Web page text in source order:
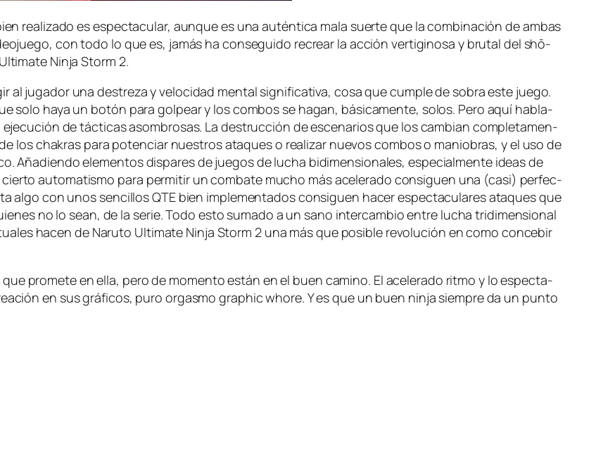
rea­li­za­do es es­pec­ta­cu­lar, aun­que es una au­tén­ti­ca ma­la suer­te que la com­bi­na­ción de am­bas
con to­do lo que es, ja­más ha con­se­gui­do re­crear la ac­ción ver­ti­gi­no­sa y bru­tal del shō­
Ninja Storm 2.
al ju­ga­dor una des­tre­za y ve­lo­ci­dad men­tal sig­ni­fi­ca­ti­va, co­sa que cum­ple de so­bra es­te jue­go.
so­lo ha­ya un bo­tón pa­ra gol­pear y los com­bos se ha­gan, bá­si­ca­men­te, so­los. Pero aquí ha­bla­
de tác­ti­cas asom­bro­sas. La des­truc­ción de es­ce­na­rios que los cam­bian com­ple­ta­men­
los cha­kras pa­ra po­ten­ciar nues­tros ata­ques o rea­li­zar nue­vos com­bos o ma­nio­bras, y el uso de
Añadiendo ele­men­tos dis­pa­res de jue­gos de lu­cha bi­di­men­sio­na­les, es­pe­cial­men­te ideas de
au­to­ma­tis­mo pa­ra per­mi­tir un com­ba­te mu­cho más ace­le­ra­do con­si­guen una (ca­si) per­fec­
al­go con unos sen­ci­llos QTE bien im­ple­men­ta­dos con­si­guen ha­cer es­pec­ta­cu­la­res ata­ques que
no lo sean, de la se­rie. Todo es­to su­ma­do a un sano in­ter­cam­bio en­tre lu­cha tri­di­men­sio­nal
ha­cen de Naruto Ultimate Ninja Storm 2 una más que po­si­ble re­vo­lu­ción en co­mo con­ce­bir
pro­me­te en ella, pe­ro de mo­men­to es­tán en el buen ca­mino. El ace­le­ra­do rit­mo y lo es­pec­ta­
en sus grá­fi­cos, pu­ro or­gas­mo graphic who­re. Y es que un buen nin­ja siem­pre da un pun­to